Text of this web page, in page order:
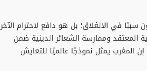
في الانغلاق؛ بل هو دافع لاحترام الآخر
وممارسة الشعائر الدينية ضمن
المغرب يمثل نموذجًا عالميًا للتعايش